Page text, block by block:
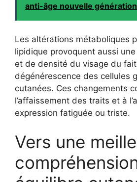
anti-âge nouvelle génération
Les altérations métaboliques
lipidique provoquent aussi
et de densité du visage du
dégénérescence des cellules
cutanées. Ces changements
l’affaissement des traits et à
expression fatiguée ou triste.
Vers une